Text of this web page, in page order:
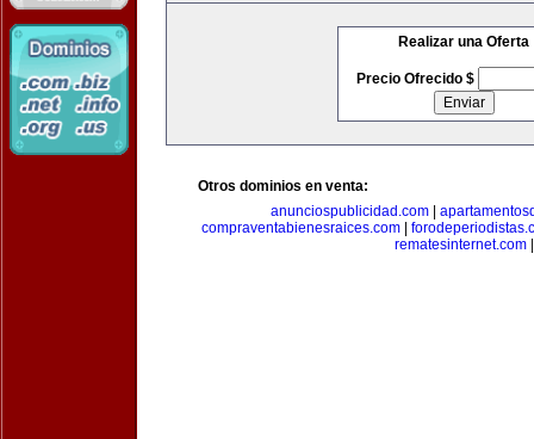
Realizar una Oferta
Precio Ofrecido $
Otros dominios en venta:
anunciospublicidad.com|
compraventabienesraices.com
rematesinternet.com|